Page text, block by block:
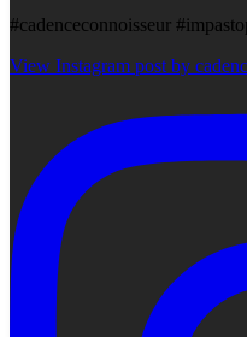
#cadenceconnoisseur
View Instagram post by